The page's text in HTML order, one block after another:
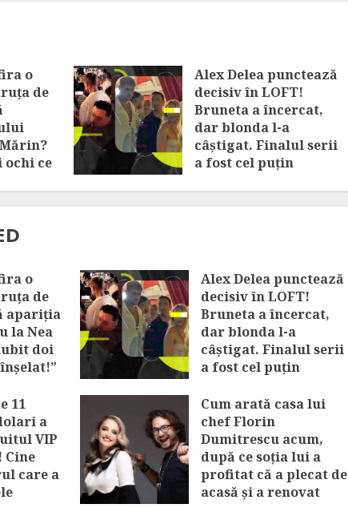
o
de
ochi ce
Alex Delea punctează
decisiv în LOFT!
Bruneta a încercat,
dar blonda l-a
câștigat. Finalul serii
a fost cel puțin
o
de
apariția
la Nea
doi
Alex Delea punctează
decisiv în LOFT!
Bruneta a încercat,
dar blonda l-a
câștigat. Finalul serii
a fost cel puțin
AUGUST 6, 2026
11
a
VIP
Cine
care a
Cum arată casa lui
chef Florin
Dumitrescu acum,
după ce soția lui a
profitat că a plecat de
acasă și a renovat